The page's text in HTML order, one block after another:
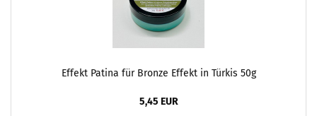
Effekt Patina für Bronze Effekt in Türkis 50g
5,45 EUR